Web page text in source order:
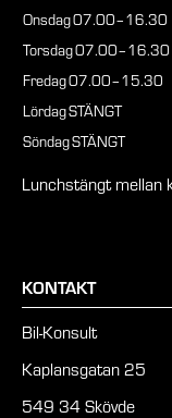
Onsdag07.00–16.30
Torsdag07.00–16.30
Fredag07.00–15.30
LördagSTÄNGT
SöndagSTÄNGT
Lunchstängt
KONTAKT
Bil-Konsult
Kaplansgatan 25
549 34 Skövde